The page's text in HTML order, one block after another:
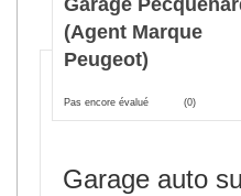
Garage
(Agent Marque
Peugeot)
Pas encore évalué (0)
Garage auto